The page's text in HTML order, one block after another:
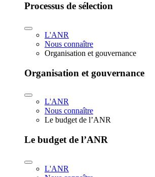
Processus de sélection
L'ANR
Nous connaître
Organisation et gouvernance
Organisation et gouvernance
L'ANR
Nous connaître
Le budget de l’ANR
Le budget de l’ANR
L'ANR